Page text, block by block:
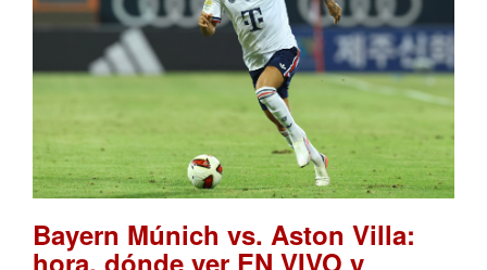
Bayern Múnich vs. Aston Villa:
hora, dónde ver EN VIVO y